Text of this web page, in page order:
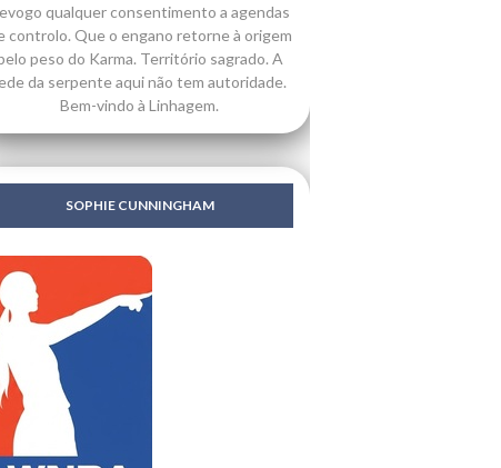
qualquer consentimento a agendas
controlo. Que o engano retorne à origem
peso do Karma. Território sagrado. A
da serpente aqui não tem autoridade.
Bem-vindo à Linhagem.
SOPHIE CUNNINGHAM